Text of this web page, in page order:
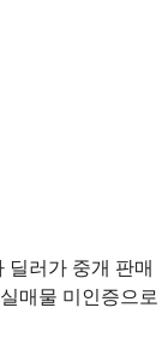
딜러가 중개 판매
매물 미인증으로